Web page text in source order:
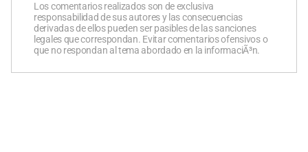
Los comentarios realizados son de exclusiva
responsabilidad de sus autores y las consecuencias
derivadas de ellos pueden ser pasibles de las sanciones
legales que correspondan. Evitar comentarios ofensivos o
que no respondan al tema abordado en la informaciÃ³n.